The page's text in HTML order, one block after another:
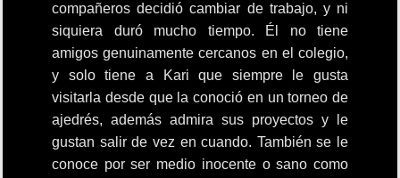
compañeros decidió cambiar de trabajo, y ni
siquiera duró mucho tiempo. Él no tiene
amigos genuinamente cercanos en el colegio,
y solo tiene a Kari que siempre le gusta
visitarla desde que la conoció en un torneo de
ajedrés, además admira sus proyectos y le
gustan salir de vez en cuando. También se le
conoce por ser medio inocente o sano como